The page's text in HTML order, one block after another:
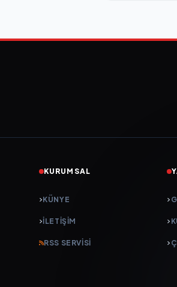
KURUMSAL
KÜNYE
İLETIŞIM
RSS SERVISI